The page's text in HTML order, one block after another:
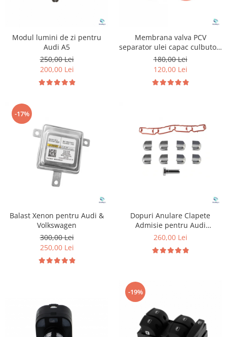
Modul lumini de zi pentru
Audi A5
250,00 Lei
200,00 Lei
Membrana valva PCV
separator ulei capac culbutori
pentru Volkswagen Audi 1.4
2.0 2.5 3.6
180,00 Lei
120,00 Lei
-17%
Balast Xenon pentru Audi &
Volkswagen
300,00 Lei
250,00 Lei
Dopuri Anulare Clapete
Admisie pentru Audi
Volkswagen Skoda Seat
260,00 Lei
-19%